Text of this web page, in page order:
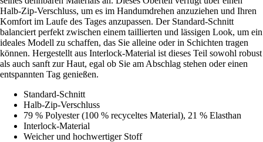
Halb-Zip-Verschluss, um es im Handumdrehen anzuziehen und Ihren
Komfort im Laufe des Tages anzupassen. Der Standard-Schnitt
balanciert perfekt zwischen einem taillierten und lässigen Look, um ein
ideales Modell zu schaffen, das Sie alleine oder in Schichten tragen
können. Hergestellt aus Interlock-Material ist dieses Teil sowohl robust
als auch sanft zur Haut, egal ob Sie am Abschlag stehen oder einen
entspannten Tag genießen.
Standard-Schnitt
Halb-Zip-Verschluss
79 % Polyester (100 % recyceltes Material), 21 % Elasthan
Interlock-Material
Weicher und hochwertiger Stoff